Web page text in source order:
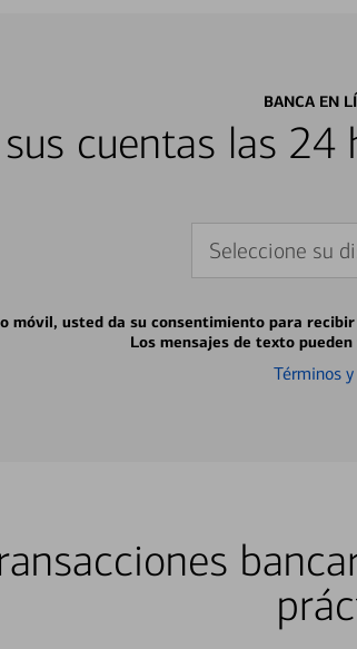
BANCA EN
cuentas las
Seleccione su
móvil, usted da su consentimiento para
Los mensajes de texto
Términos